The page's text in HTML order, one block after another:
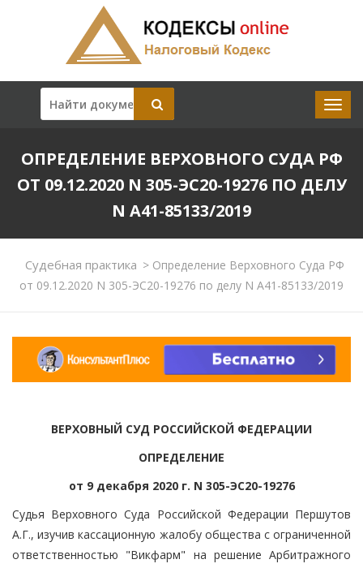
ОПРЕДЕЛЕНИЕ ВЕРХОВНОГО СУДА РФ
ОТ 09.12.2020 N 305-ЭС20-19276 ПО ДЕЛУ
N А41-85133/2019
Судебная практика >Определение Верховного Суда РФ
от 09.12.2020 N 305-ЭС20-19276 по делу N А41-85133/2019
ВЕРХОВНЫЙ СУД РОССИЙСКОЙ ФЕДЕРАЦИИ
ОПРЕДЕЛЕНИЕ
от 9 декабря 2020 г. N 305-ЭС20-19276
Судья Верховного Суда Российской Федерации Першутов
А.Г., изучив кассационную жалобу общества с ограниченной
ответственностью "Викфарм" на решение Арбитражного